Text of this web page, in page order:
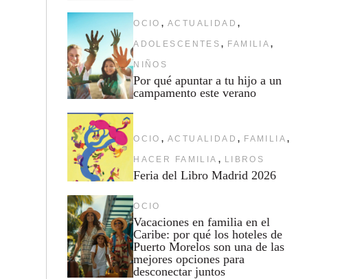
OCIO , ACTUALIDAD ,
ADOLESCENTES , FAMILIA ,
NIÑOS
Por qué apuntar a tu hijo a un
campamento este verano
OCIO , ACTUALIDAD , FAMILIA ,
HACER FAMILIA , LIBROS
Feria del Libro Madrid 2026
OCIO
Vacaciones en familia en el
Caribe: por qué los hoteles de
Puerto Morelos son una de las
mejores opciones para
desconectar juntos